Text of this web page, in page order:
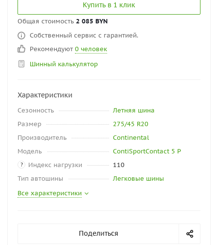
Купить в 1 клик
Общая стоимость 2 085 BYN
Собственный сервис с гарантией.
Рекомендуют 0 человек
Шинный калькулятор
Характеристики
Сезонность
Летняя шина
Размер
275/45 R20
Производитель
Continental
Модель
ContiSportContact 5 P
? Индекс нагрузки
110
Тип автошины
Легковые шины
Все характеристики
Поделиться